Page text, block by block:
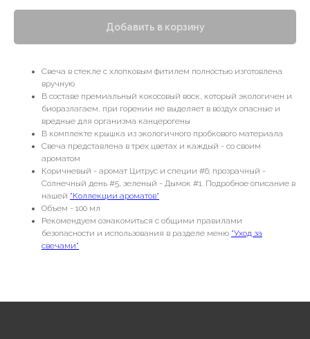
Добавить в корзину
Свеча в стекле с хлопковым фитилем полностью изготовлена
вручную
В составе премиальный кокосовый воск, который экологичен и
биоразлагаем, при горении не выделяет в воздух опасные и
вредные для организма канцерогены
В комплекте крышка из экологичного пробкового материала
Свеча представлена в трех цветах и каждый - со своим
ароматом
Коричневый - аромат Цитрус и специи #6; прозрачный -
Солнечный день #5, зеленый - Дымок #1. Подробное описание в
нашей "Коллекции ароматов"
Объем - 100 мл
Рекомендуем ознакомиться с общими правилами
безопасности и использования в разделе меню "Уход за
свечами"